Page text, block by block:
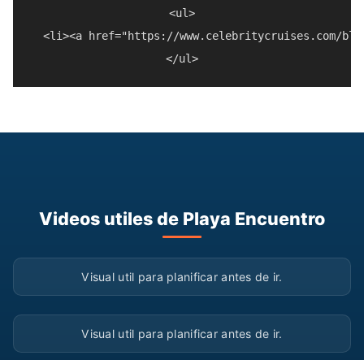
<ul>
<li><a href="https://www.celebritycruises.com/
Videos utiles de Playa Encuentro
▶
Visual util para planificar antes de ir.
▶
Visual util para planificar antes de ir.